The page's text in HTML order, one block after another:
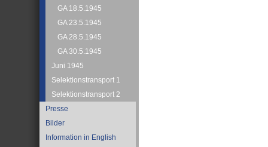
GA 18.5.1945
GA 23.5.1945
GA 28.5.1945
GA 30.5.1945
Juni 1945
Selektionstransport 1
Selektionstransport 2
Presse
Bilder
Information in English